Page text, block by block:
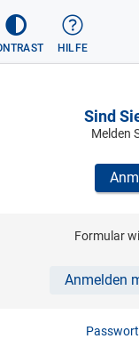
HILFE
Sind
Melden
Formular
Anmelden
NÄCHSTER
gültig ab